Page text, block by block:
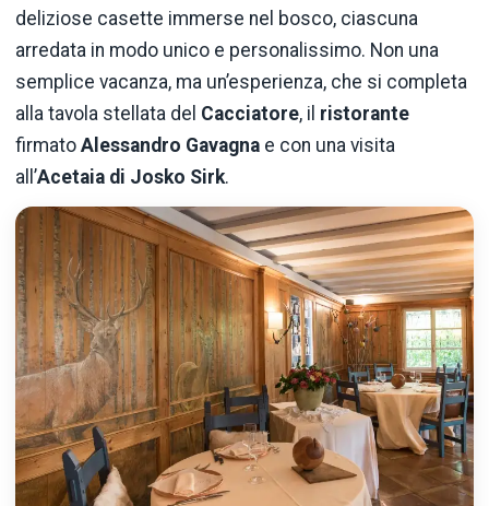
deliziose casette immerse nel bosco, ciascuna
arredata in modo unico e personalissimo. Non una
semplice vacanza, ma un’esperienza, che si completa
alla tavola stellata del Cacciatore, il ristorante
firmato Alessandro Gavagna e con una visita
all’Acetaia di Josko Sirk.